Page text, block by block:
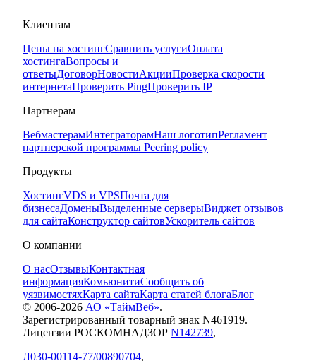
Клиентам
Цены на хостингСравнить услугиОплата
хостингаВопросы и
ответыДоговорНовостиАкцииПроверка скорости
интернетаПроверить PingПроверить IP
Партнерам
ВебмастерамИнтеграторамНаш логотипРегламент
партнерской программы Peering policy
Продукты
ХостингVDS и VPSПочта для
бизнесаДоменыВыделенные серверыВиджет отзывов
для сайтаКонструктор сайтовУскоритель сайтов
О компании
О насОтзывыКонтактная
информацияКомьюнитиСообщить об
уязвимостяхКарта сайтаКарта статей блогаБлог
© 2006-2026 АО «ТаймВеб».
Зарегистрированный товарный знак N461919.
Лицензии РОСКОМНАДЗОР N142739,
Л030-00114-77/00890704,